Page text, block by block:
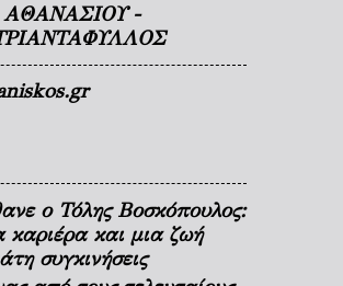
-
ο Τόλης Βοσκόπουλος:
καριέρα και μια ζωή
συγκινήσεις